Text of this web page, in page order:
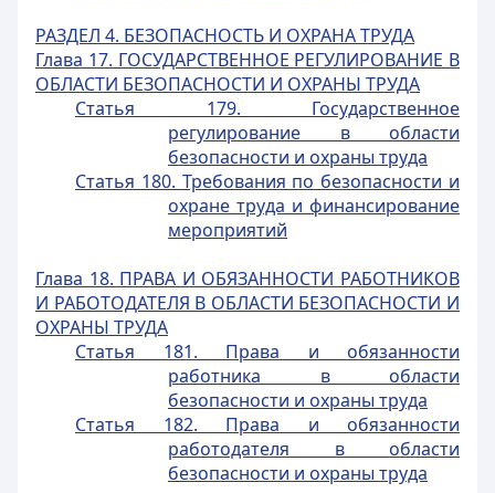
РАЗДЕЛ 4. БЕЗОПАСНОСТЬ И ОХРАНА ТРУДА
Глава 17. ГОСУДАРСТВЕННОЕ РЕГУЛИРОВАНИЕ В
ОБЛАСТИ БЕЗОПАСНОСТИ И ОХРАНЫ ТРУДА
Статья 179. Государственное
регулирование в области
безопасности и охраны труда
Статья 180. Требования по безопасности и
охране труда и финансирование
мероприятий
Глава 18. ПРАВА И ОБЯЗАННОСТИ РАБОТНИКОВ
И РАБОТОДАТЕЛЯ В ОБЛАСТИ БЕЗОПАСНОСТИ И
ОХРАНЫ ТРУДА
Статья 181. Права и обязанности
работника в области
безопасности и охраны труда
Статья 182. Права и обязанности
работодателя в области
безопасности и охраны труда